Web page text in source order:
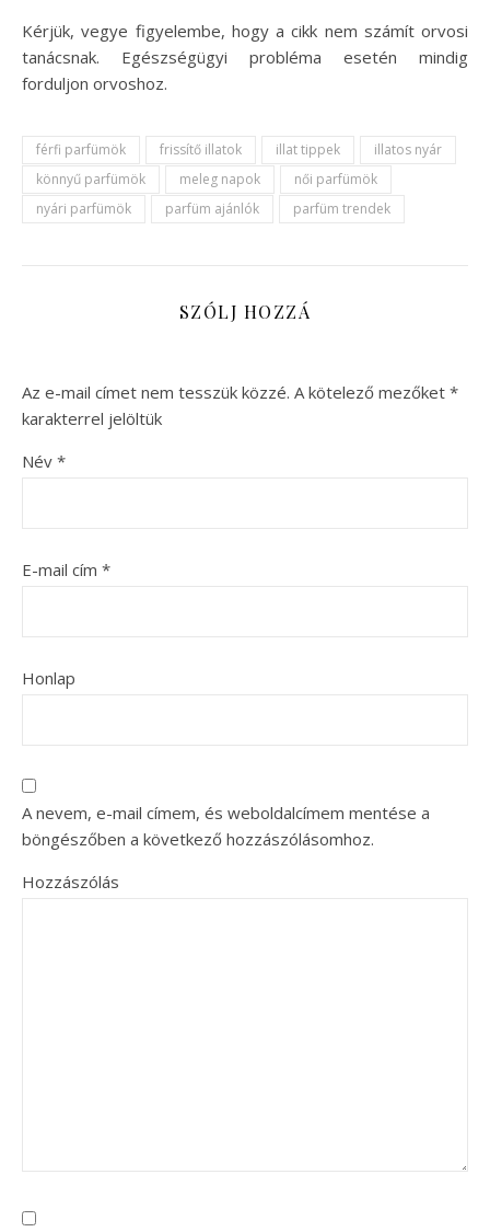
Kérjük, vegye figyelembe, hogy a cikk nem számít orvosi
tanácsnak. Egészségügyi probléma esetén mindig
forduljon orvoshoz.
férfi parfümök frissítő illatok illat tippek
illatos nyár
könnyű parfümök
meleg napok
női parfümök
nyári parfümök
parfüm ajánlók parfüm trendek
SZÓLJ HOZZÁ
Az e-mail címet nem tesszük közzé. A kötelező mezőket *
karakterrel jelöltük
Név *
E-mail cím *
Honlap
A nevem, e-mail címem, és weboldalcímem mentése a
böngészőben a következő hozzászólásomhoz.
Hozzászólás